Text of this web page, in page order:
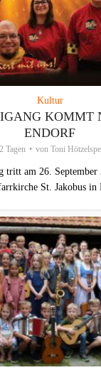
Kultur
KOMMT
ENDORF
Tagen von Toni
tritt am 26.
St. Jakobus in